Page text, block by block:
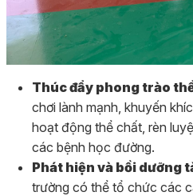
Thúc đẩy phong trào
chơi lành mạnh, khuyến
hoạt động thể chất, rèn
các bệnh học đường.
Phát hiện và bồi dưỡng
trường có thể tổ chức các